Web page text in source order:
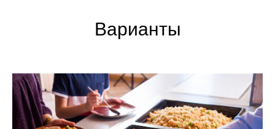
Варианты